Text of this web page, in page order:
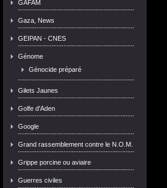
GAFAM
Gaza, News
GEIPAN - CNES
Génome
Génocide préparé
Gilets Jaunes
Golfe d'Aden
Google
Grand rassemblement contre le N.O.M.
Grippe porcine ou aviaire
Guerres civiles